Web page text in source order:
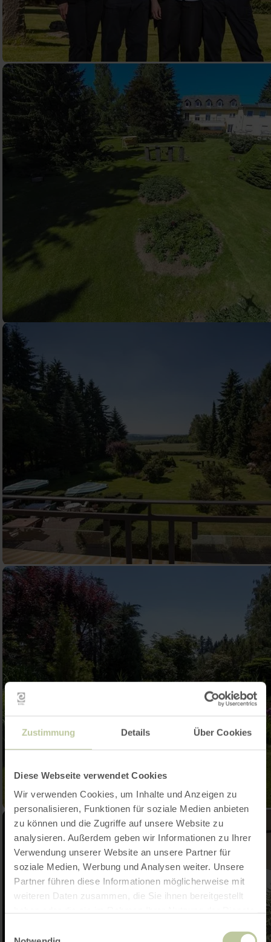
Zustimmung Details Über Cookies
Diese Webseite verwendet Cookies
Wir verwenden Cookies, um Inhalte und Anzeigen zu
personalisieren, Funktionen für soziale Medien anbieten
zu können und die Zugriffe auf unsere Website zu
analysieren. Außerdem geben wir Informationen zu Ihrer
Verwendung unserer Website an unsere Partner für
soziale Medien, Werbung und Analysen weiter. Unsere
Partner führen diese Informationen möglicherweise mit
weiteren Daten zusammen, die Sie ihnen bereitgestellt